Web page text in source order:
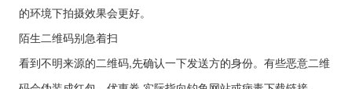
的环境下拍摄效果会更好。
陌生二维码别急着扫
看到不明来源的二维码,先确认一下发送方的身份。有些恶意二维